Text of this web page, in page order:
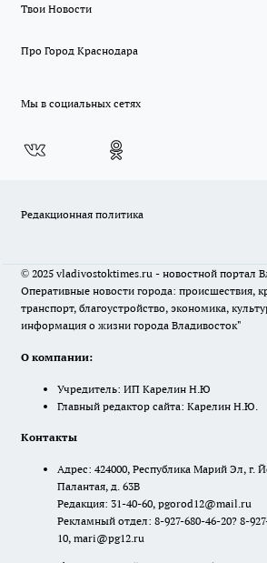
Твои Новости
Про Город Краснодара
Мы в социальных сетях
Редакционная политика
© 2025 vladivostoktimes.ru - новостной портал
Оперативные новости города: происшествия,
транспорт, благоустройство, экономика,
информация о жизни города Владивосток"
О компании:
Учредитель: ИП Карелин Н.Ю
Главный редактор сайта: Карелин Н.Ю.
Контакты
Адрес: 424000, Республика Марий Эл, г.
Палантая, д. 63В
Редакция: 31-40-60, pgorod12@mail.ru
Рекламный отдел: 8-927-680-46-20? 8-
10, mari@pg12.ru